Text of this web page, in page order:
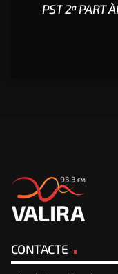
PST 2ª PART
CONTACTE